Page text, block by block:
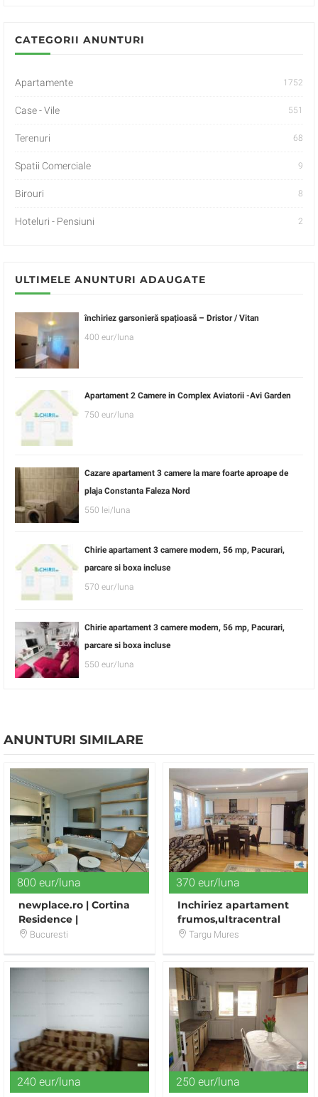
CATEGORII ANUNTURI
Apartamente 1752
Case - Vile 551
Terenuri 68
Spatii Comerciale 9
Birouri 8
Hoteluri - Pensiuni 2
ULTIMELE ANUNTURI ADAUGATE
închiriez garsonieră spațioasă – Dristor / Vitan
400 eur/luna
Apartament 2 Camere in Complex Aviatorii -Avi Garden
750 eur/luna
Cazare apartament 3 camere la mare foarte aproape de
plaja Constanta Faleza Nord
550 lei/luna
Chirie apartament 3 camere modern, 56 mp, Pacurari,
parcare si boxa incluse
570 eur/luna
Chirie apartament 3 camere modern, 56 mp, Pacurari,
parcare si boxa incluse
550 eur/luna
ANUNTURI SIMILARE
800 eur/luna
newplace.ro | Cortina
Residence |
Apartament exclusivist
Bucuresti
370 eur/luna
Inchiriez apartament
frumos,ultracentral
Targu Mures
240 eur/luna 250 eur/luna